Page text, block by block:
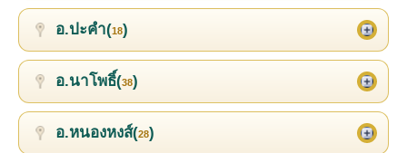
อ.ปะคำ(18)
อ.นาโพธิ์(38)
อ.หนองหงส์(28)